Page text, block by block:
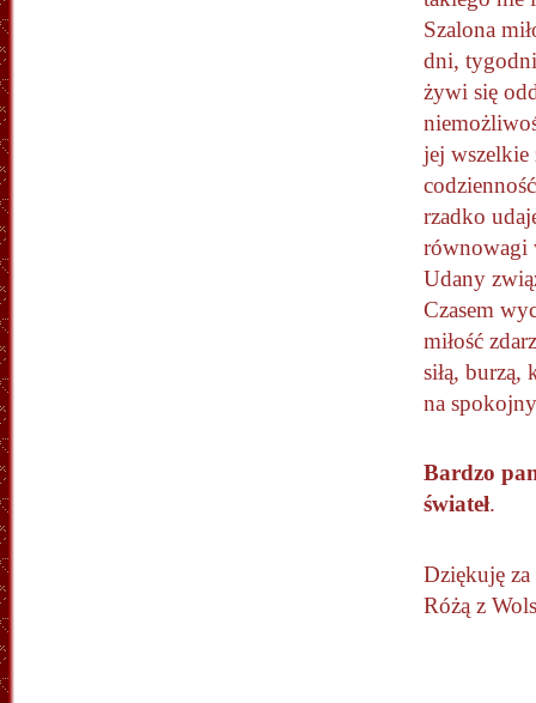
Szalona
dni,
żywi się
jej wszelkie
rzadko
równowagi
Udany
Czasem
miłość
siłą,
na
Bardzo
świateł.
Dziękuję
Różą z